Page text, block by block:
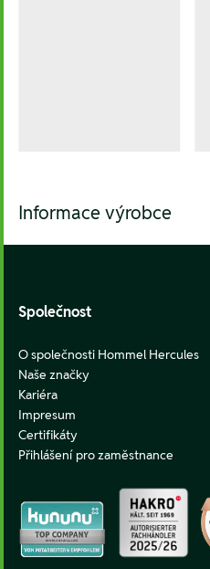
Informace výrobce
Společnost
O společnosti Hommel Hercules
Naše značky
Kariéra
Impresum
Certifikáty
Přihlášení pro zaměstnance